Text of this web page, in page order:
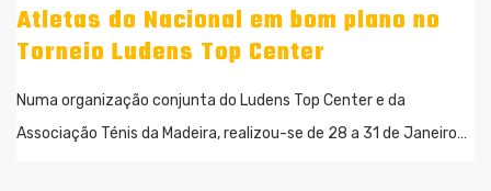
Atletas do Nacional em bom plano no
Torneio Ludens Top Center
Numa organização conjunta do Ludens Top Center e da
Associação Ténis da Madeira, realizou-se de 28 a 31 de Janeiro…